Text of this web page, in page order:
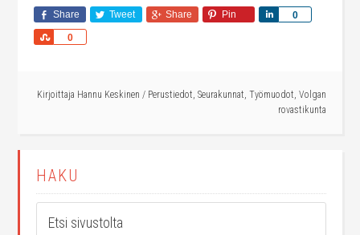
Share Tweet Share Pin 0
Share
0
Share
Kirjoittaja Hannu Keskinen / Perustiedot, Seurakunnat, Työmuodot, Volgan
rovastikunta
HAKU